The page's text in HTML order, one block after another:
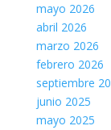
mayo 2026
abril 2026
marzo 2026
febrero 2026
septiembre
junio 2025
mayo 2025